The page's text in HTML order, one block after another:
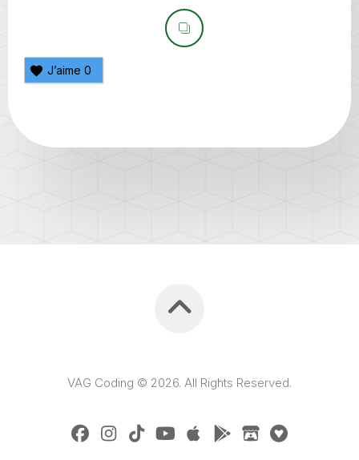
J’aime 0
VAG Coding © 2026. All Rights Reserved.